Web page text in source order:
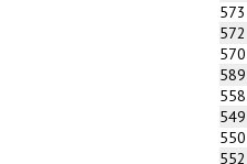
573
572
570
589
558
549
550
552